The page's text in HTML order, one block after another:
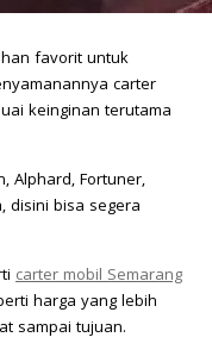
favorit untuk
carter
keinginan terutama
Alphard, Fortuner,
disini bisa segera
carter mobil Semarang
harga yang lebih
sampai tujuan.